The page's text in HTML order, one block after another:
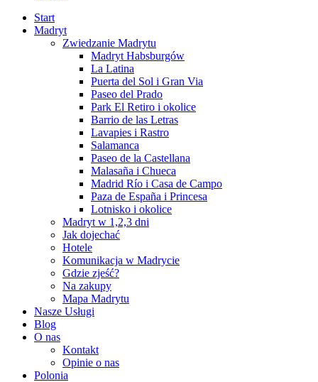
Start
Madryt
Zwiedzanie Madrytu
Madryt Habsburgów
La Latina
Puerta del Sol i Gran Via
Paseo del Prado
Park El Retiro i okolice
Barrio de las Letras
Lavapies i Rastro
Salamanca
Paseo de la Castellana
Malasaña i Chueca
Madrid Río i Casa de Campo
Paza de España i Princesa
Lotnisko i okolice
Madryt w 1,2,3 dni
Jak dojechać
Hotele
Komunikacja w Madrycie
Gdzie zjeść?
Na zakupy
Mapa Madrytu
Nasze Usługi
Blog
O nas
Kontakt
Opinie o nas
Polonia